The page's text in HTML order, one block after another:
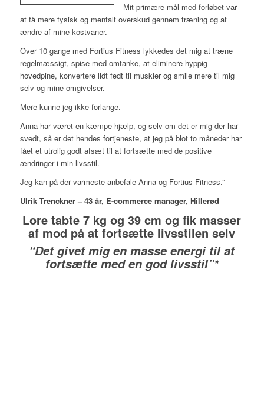
Mit primære mål med forløbet var
at få mere fysisk og mentalt overskud gennem træning og at
ændre af mine kostvaner.
Over 10 gange med Fortius Fitness lykkedes det mig at træne
regelmæssigt, spise med omtanke, at eliminere hyppig
hovedpine, konvertere lidt fedt til muskler og smile mere til mig
selv og mine omgivelser.
Mere kunne jeg ikke forlange.
Anna har været en kæmpe hjælp, og selv om det er mig der har
svedt, så er det hendes fortjeneste, at jeg på blot to måneder har
fået et utrolig godt afsæt til at fortsætte med de positive
ændringer i min livsstil.
Jeg kan på der varmeste anbefale Anna og Fortius Fitness.”
Ulrik Trenckner – 43 år, E-commerce manager, Hillerød
Lore tabte 7 kg og 39 cm og fik masser
af mod på at fortsætte livsstilen selv
“Det givet mig en masse energi til at
fortsætte med en god livsstil”*